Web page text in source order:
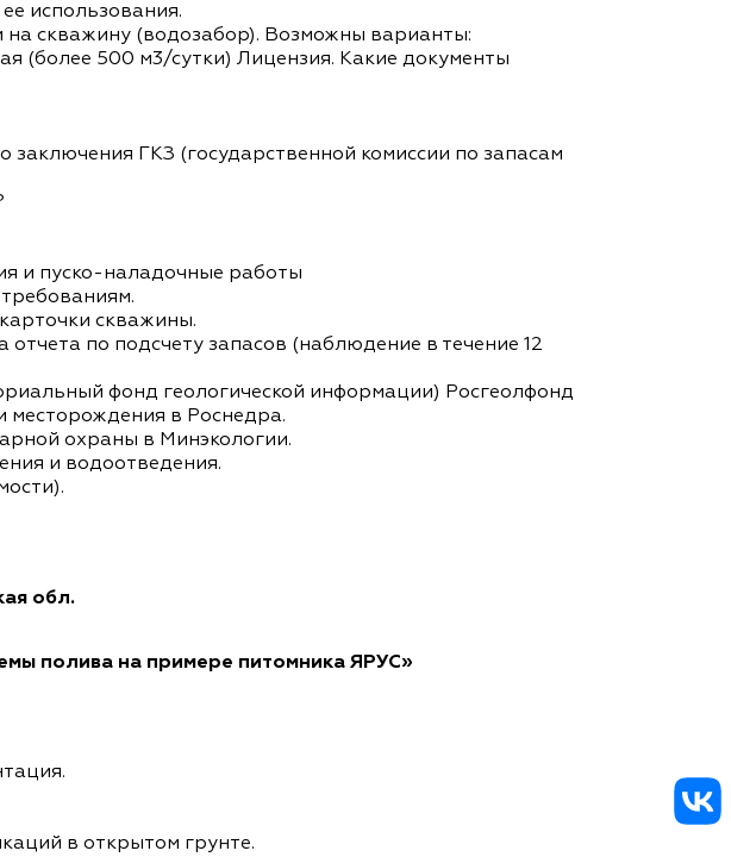
использования.
на скважину (водозабор). Возможны варианты:
(более 500 м3/сутки) Лицензия. Какие документы
заключения ГКЗ (государственной комиссии по запасам
и пуско-наладочные работы
скважины.
по подсчету запасов (наблюдение в течение 12
фонд геологической информации) Росгеолфонд
месторождения в Роснедра.
охраны в Минэкологии.
и водоотведения.
обл.
полива на примере питомника ЯРУС»
в открытом грунте.